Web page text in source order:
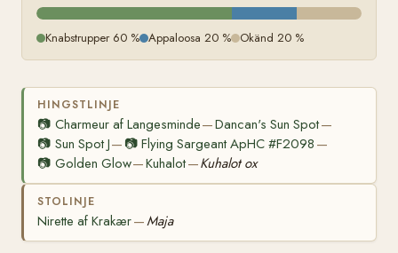
Knabstrupper 60 % Appaloosa 20 % Okänd 20 %
HINGSTLINJE
📷 Charmeur af Langesminde—Dancan's Sun Spot—
📷 Sun Spot J— 📷Flying Sargeant ApHC #F2098 —
📷 Golden Glow—Kuhalot—Kuhalot ox
STOLINJE
Nirette af Krakær—Maja